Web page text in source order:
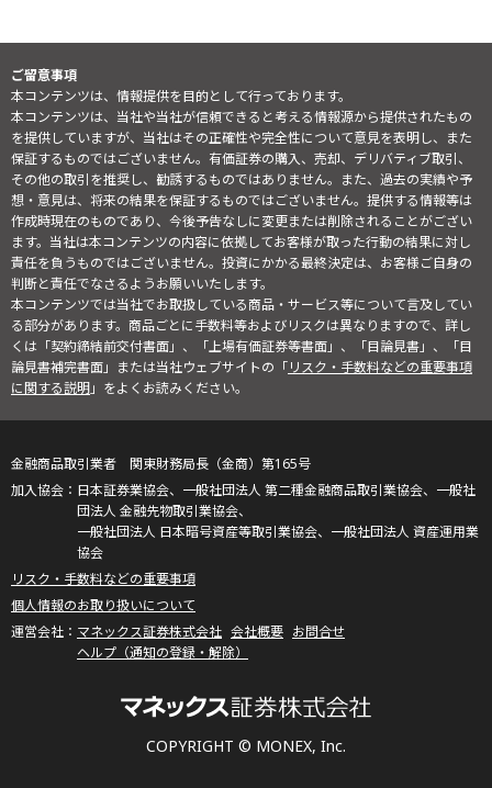
ご留意事項
本コンテンツは、情報提供を目的として行っております。
本コンテンツは、当社や当社が信頼できると考える情報源から提供されたもの
を提供していますが、当社はその正確性や完全性について意見を表明し、また
保証するものではございません。有価証券の購入、売却、デリバティブ取引、
その他の取引を推奨し、勧誘するものではありません。また、過去の実績や予
想・意見は、将来の結果を保証するものではございません。提供する情報等は
作成時現在のものであり、今後予告なしに変更または削除されることがござい
ます。当社は本コンテンツの内容に依拠してお客様が取った行動の結果に対し
責任を負うものではございません。投資にかかる最終決定は、お客様ご自身の
判断と責任でなさるようお願いいたします。
本コンテンツでは当社でお取扱している商品・サービス等について言及してい
る部分があります。商品ごとに手数料等およびリスクは異なりますので、詳し
くは「契約締結前交付書面」、「上場有価証券等書面」、「目論見書」、「目
論見書補完書面」または当社ウェブサイトの「リスク・手数料などの重要事項
に関する説明」をよくお読みください。
COPYRIGHT © MONEX, Inc.
金融商品取引業者 関東財務局長（金商）第165号
日本証券業協会、一般社団法人 第二種金融商品取引業協会、一般社
団法人 金融先物取引業協会、
一般社団法人 日本暗号資産等取引業協会、一般社団法人 資産運用業
協会
リスク・手数料などの重要事項
個人情報のお取り扱いについて
マネックス証券株式会社 会社概要 お問合せ
ヘルプ（通知の登録・解除）